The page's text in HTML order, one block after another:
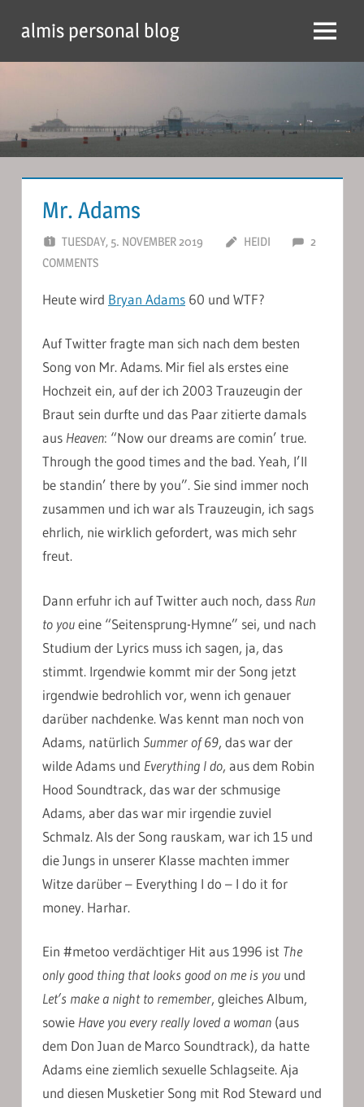
content
almis personal blog Menu
Mr. Adams
TUESDAY, 5. NOVEMBER 2019 HEIDI
2
COMMENTS
Heute wird Bryan Adams 60 und WTF?
Auf Twitter fragte man sich nach dem besten
Song von Mr. Adams. Mir fiel als erstes eine
Hochzeit ein, auf der ich 2003 Trauzeugin der
Braut sein durfte und das Paar zitierte damals
aus Heaven: “Now our dreams are comin’ true.
Through the good times and the bad. Yeah, I’ll
be standin’ there by you”. Sie sind immer noch
zusammen und ich war als Trauzeugin, ich sags
ehrlich, nie wirklich gefordert, was mich sehr
freut.
Dann erfuhr ich auf Twitter auch noch, dass Run
to youeine “Seitensprung-Hymne” sei, und nach
Studium der Lyrics muss ich sagen, ja, das
stimmt. Irgendwie kommt mir der Song jetzt
irgendwie bedrohlich vor, wenn ich genauer
darüber nachdenke. Was kennt man noch von
Adams, natürlich Summer of 69, das war der
wilde Adams und Everything I do, aus dem Robin
Hood Soundtrack, das war der schmusige
Adams, aber das war mir irgendie zuviel
Schmalz. Als der Song rauskam, war ich 15 und
die Jungs in unserer Klasse machten immer
Witze darüber – Everything I do – I do it for
money. Harhar.
Ein #metoo verdächtiger Hit aus 1996 ist The
only good thing that looks good on me is you und
Let’s make a night to remember, gleiches Album,
sowie Have you every really loved a woman (aus
dem Don Juan de Marco Soundtrack), da hatte
Adams eine ziemlich sexuelle Schlagseite. Aja
und diesen Musketier Song mit Rod Steward und